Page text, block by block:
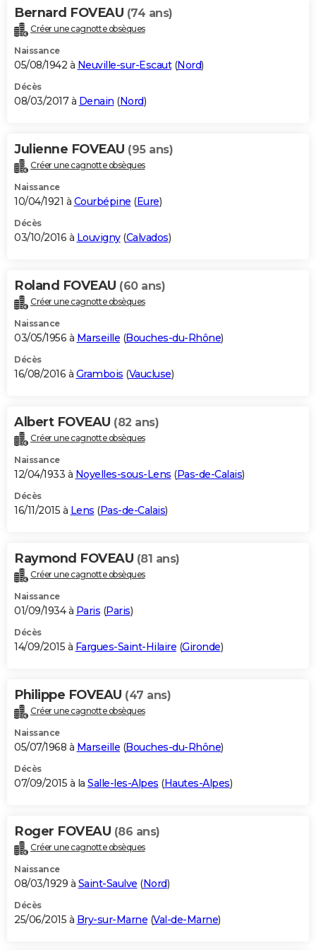
Bernard FOVEAU (74 ans)
Créer une cagnotte obsèques
Naissance
05/08/1942 à Neuville-sur-Escaut(Nord)
Décès
08/03/2017 à Denain (Nord)
Julienne FOVEAU (95 ans)
Créer une cagnotte obsèques
Naissance
10/04/1921 à Courbépine (Eure)
Décès
03/10/2016 à Louvigny(Calvados)
Roland FOVEAU (60 ans)
Créer une cagnotte obsèques
Naissance
03/05/1956 à Marseille (Bouches-du-Rhône)
Décès
16/08/2016 à Grambois (Vaucluse)
Albert FOVEAU (82 ans)
Créer une cagnotte obsèques
Naissance
12/04/1933 à Noyelles-sous-Lens (Pas-de-Calais)
Décès
16/11/2015 à Lens (Pas-de-Calais)
Raymond FOVEAU (81 ans)
Créer une cagnotte obsèques
Naissance
01/09/1934 à Paris (Paris)
Décès
14/09/2015 à Fargues-Saint-Hilaire (Gironde)
Philippe FOVEAU (47 ans)
Créer une cagnotte obsèques
Naissance
05/07/1968 à Marseille (Bouches-du-Rhône)
Décès
07/09/2015 à la Salle-les-Alpes (Hautes-Alpes)
Roger FOVEAU (86 ans)
Créer une cagnotte obsèques
Naissance
08/03/1929 à Saint-Saulve (Nord)
Décès
25/06/2015 à Bry-sur-Marne (Val-de-Marne)